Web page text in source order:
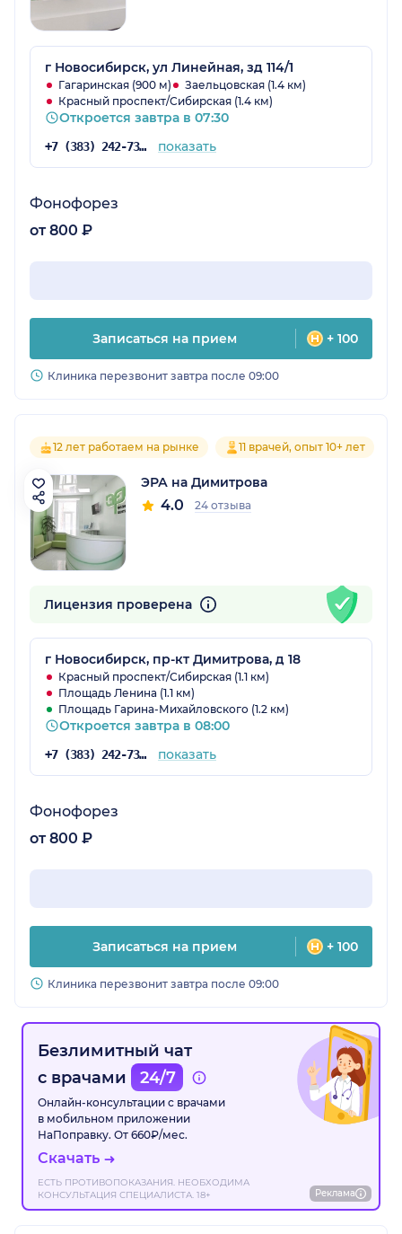
г Новосибирск, ул Линейная, зд 114/1
Гагаринская (900 м)
Заельцовская (1.4 км)
Красный проспект/Сибирская (1.4 км)
Откроется завтра в 07:30
+7 (383) 242-73-17 показать
Фонофорез
от 800 ₽
Записаться на прием + 100
Клиника перезвонит завтра после 09:00
12 лет работаем на рынке 11 врачей, опыт 10+ лет
ЭРА на Димитрова
4.0 24 отзыва
Лицензия проверена
г Новосибирск, пр-кт Димитрова, д 18
Красный проспект/Сибирская (1.1 км)
Площадь Ленина (1.1 км)
Площадь Гарина-Михайловского (1.2 км)
Откроется завтра в 08:00
+7 (383) 242-73-17 показать
Фонофорез
от 800 ₽
Записаться на прием + 100
Клиника перезвонит завтра после 09:00
Безлимитный чат
с врачами
24/7
Онлайн-консультации с врачами
в мобильном приложении
НаПоправку. От 660₽/мес.
Скачать
ЕСТЬ ПРОТИВОПОКАЗАНИЯ. НЕОБХОДИМА
КОНСУЛЬТАЦИЯ СПЕЦИАЛИСТА. 18+
Реклама